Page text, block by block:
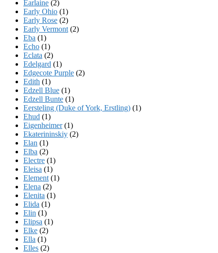
Earlaine (2)
Early Ohio (1)
Early Rose (2)
Early Vermont (2)
Eba (1)
Echo (1)
Eclata (2)
Edelgard (1)
Edgecote Purple (2)
Edith (1)
Edzell Blue (1)
Edzell Bunte (1)
Eersteling (Duke of York, Erstling) (1)
Ehud (1)
Eigenheimer(1)
Ekaterininskiy (2)
Elan (1)
Elba (2)
Electre (1)
Eleisa (1)
Element (1)
Elena (2)
Elenita (1)
Elida (1)
Elin (1)
Elipsa (1)
Elke (2)
Ella (1)
Elles (2)